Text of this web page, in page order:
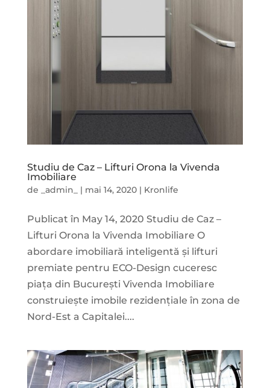
Studiu de Caz – Lifturi Orona la Vivenda
Imobiliare
de _admin_ | mai 14, 2020| Kronlife
Publicat în May 14, 2020 Studiu de Caz –
Lifturi Orona la Vivenda Imobiliare O
abordare imobiliară inteligentă și lifturi
premiate pentru ECO-Design cuceresc
piața din București Vivenda Imobiliare
construiește imobile rezidențiale în zona de
Nord-Est a Capitalei....